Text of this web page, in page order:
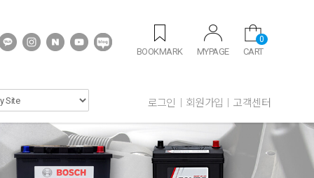
BOOKMARK MYPAGE CART
0
로그인 회원가입 고객센터